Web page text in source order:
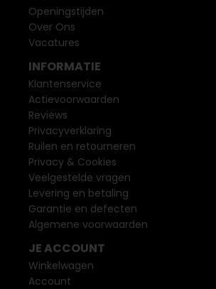
Openingstijden
Over Ons
Vacatures
INFORMATIE
Klantenservice
Actievoorwaarden
Reviews
Privacyverklaring
Ruilen en retourneren
Privacy & Cookies
Veelgestelde vragen
Levering en betaling
Garantie en defecten
Algemene voorwaarden
JE ACCOUNT
Winkelwagen
Account